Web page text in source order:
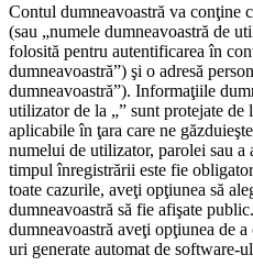
Contul dumneavoastră va conţine
(sau „numele dumneavoastră de
folosită pentru autentificarea în
dumneavoastră”) şi o adresă
dumneavoastră”). Informaţiile
utilizator de la „” sunt protejate de
aplicabile în ţara care ne
numelui de utilizator, parolei sau a
timpul înregistrării este fie
toate cazurile, aveţi opţiunea să
dumneavoastră să fie afişate
dumneavoastră aveţi opţiunea de
uri generate automat de software-